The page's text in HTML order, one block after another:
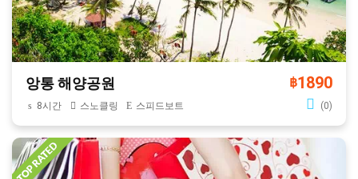
앙통 해양공원 ฿1890
8시간 스노클링 스피드보트 (0)